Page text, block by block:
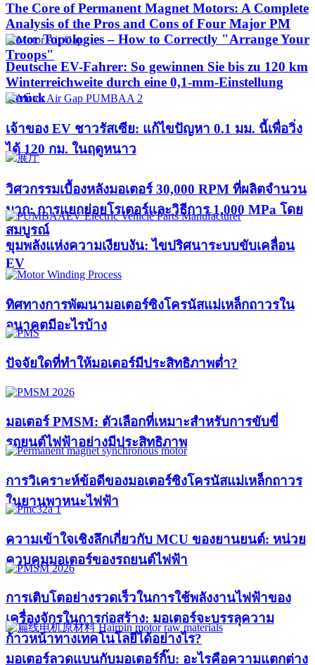
The Core of Permanent Magnet Motors: A Complete
Analysis of the Pros and Cons of Four Major PM
Rotor Topologies – How to Correctly "Arrange Your
Troops"
Deutsche EV-Fahrer: So gewinnen Sie bis zu 120 km
Winterreichweite durch eine 0,1-mm-Einstellung
zurück
เจ้าของ EV ชาวรัสเซีย: แก้ไขปัญหา 0.1 มม. นี้เพื่อวิ่ง
ได้ 120 กม. ในฤดูหนาว
วิศวกรรมเบื้องหลังมอเตอร์ 30,000 RPM ที่ผลิตจำนวน
มาก: การแยกย่อยโรเตอร์และวิธีการ 1,000 MPa โดย
สมบูรณ์
ขุมพลังแห่งความเงียบงัน: ไขปริศนาระบบขับเคลื่อน
EV
ทิศทางการพัฒนามอเตอร์ซิงโครนัสแม่เหล็กถาวรใน
อนาคตมีอะไรบ้าง
ปัจจัยใดที่ทำให้มอเตอร์มีประสิทธิภาพต่ำ?
มอเตอร์ PMSM: ตัวเลือกที่เหมาะสำหรับการขับขี่
รถยนต์ไฟฟ้าอย่างมีประสิทธิภาพ
การวิเคราะห์ข้อดีของมอเตอร์ซิงโครนัสแม่เหล็กถาวร
ในยานพาหนะไฟฟ้า
ความเข้าใจเชิงลึกเกี่ยวกับ MCU ของยานยนต์: หน่วย
ควบคุมมอเตอร์ของรถยนต์ไฟฟ้า
การเติบโตอย่างรวดเร็วในการใช้พลังงานไฟฟ้าของ
เครื่องจักรในการก่อสร้าง: มอเตอร์จะบรรลุความ
ก้าวหน้าทางเทคโนโลยีได้อย่างไร?​
มอเตอร์ลวดแบนกับมอเตอร์กิ๊บ: อะไรคือความแตกต่าง